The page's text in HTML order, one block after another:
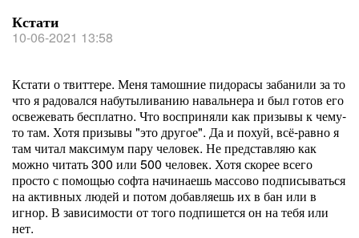
Кстати
10-06-2021 13:58
Кстати о твиттере. Меня тамошние пидорасы забанили за то
что я радовался набутыливанию навальнера и был готов его
освежевать бесплатно. Что восприняли как призывы к чему-
то там. Хотя призывы "это другое". Да и похуй, всё-равно я
там читал максимум пару человек. Не представляю как
можно читать 300 или 500 человек. Хотя скорее всего
просто с помощью софта начинаешь массово подписываться
на активных людей и потом добавляешь их в бан или в
игнор. В зависимости от того подпишется он на тебя или
нет.